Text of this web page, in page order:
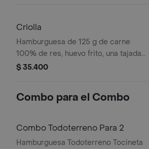
Criolla
Hamburguesa de 125 g de carne
100% de res, huevo frito, una tajada
de queso tipo mozzarella, cebolla
$ 35.400
Combo para el Combo
Combo Todoterreno Para 2
Hamburguesa Todoterreno Tocineta